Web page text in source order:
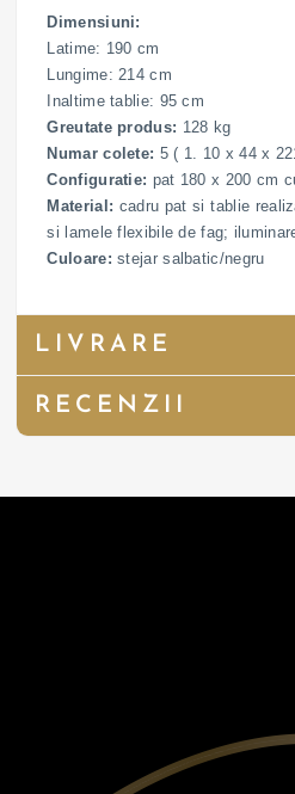
Dimensiuni:
Latime: 190 cm
Lungime: 214 cm
Inaltime tablie: 95 cm
Greutate produs: 128 kg
Numar colete: 5 ( 1. 10 x 44 x
Configuratie: pat 180 x 200 cm
Material: cadru pat si tablie
si lamele flexibile de fag;
Culoare:stejar salbatic/negru
LIVRARE
RECENZII